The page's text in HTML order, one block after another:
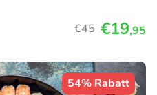
€45 €19,95
54% Rabatt